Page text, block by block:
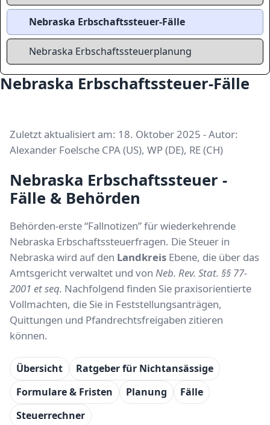
Nebraska Erbschaftssteuer-Fälle
Nebraska Erbschaftssteuerplanung
Nebraska Erbschaftssteuer-Fälle
Zuletzt aktualisiert am: 18. Oktober 2025 - Autor:
Alexander Foelsche CPA (US), WP (DE), RE (CH)
Nebraska Erbschaftssteuer -
Fälle & Behörden
Behörden-erste “Fallnotizen” für wiederkehrende
Nebraska Erbschaftssteuerfragen. Die Steuer in
Nebraska wird auf den Landkreis Ebene, die über das
Amtsgericht verwaltet und von Neb. Rev. Stat. §§ 77-
2001 et seq. Nachfolgend finden Sie praxisorientierte
Vollmachten, die Sie in Feststellungsanträgen,
Quittungen und Pfandrechtsfreigaben zitieren
können.
Übersicht
Ratgeber für Nichtansässige
Formulare & Fristen
Planung
Fälle
Steuerrechner